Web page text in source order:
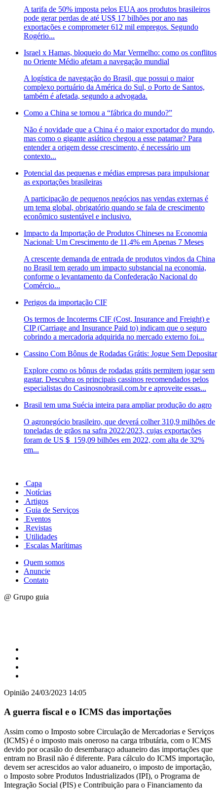
A tarifa de 50% imposta pelos EUA aos produtos brasileiros
pode gerar perdas de até US$ 17 bilhões por ano nas
exportações e comprometer 612 mil empregos. Segundo
Rogério...
Israel x Hamas, bloqueio do Mar Vermelho: como os conflitos
no Oriente Médio afetam a navegação mundial
A logística de navegação do Brasil, que possui o maior
complexo portuário da América do Sul, o Porto de Santos,
também é afetada, segundo a advogada.
Como a China se tornou a “fábrica do mundo?”
Não é novidade que a China é o maior exportador do mundo,
mas como o gigante asiático chegou a esse patamar? Para
entender a origem desse crescimento, é necessário um
contexto...
Potencial das pequenas e médias empresas para impulsionar
as exportações brasileiras
A participação de pequenos negócios nas vendas externas é
um tema global, obrigatório quando se fala de crescimento
econômico sustentável e inclusivo.
Impacto da Importação de Produtos Chineses na Economia
Nacional: Um Crescimento de 11,4% em Apenas 7 Meses
A crescente demanda de entrada de produtos vindos da China
no Brasil tem gerado um impacto substancial na economia,
conforme o levantamento da Confederação Nacional do
Comércio...
Perigos da importação CIF
Os termos de Incoterms CIF (Cost, Insurance and Freight) e
CIP (Carriage and Insurance Paid to) indicam que o seguro
cobrindo a mercadoria adquirida no mercado externo foi...
Cassino Com Bônus de Rodadas Grátis: Jogue Sem Depositar
Explore como os bônus de rodadas grátis permitem jogar sem
gastar. Descubra os principais cassinos recomendados pelos
especialistas do Casinosnobrasil.com.br e aproveite essas...
Brasil tem uma Suécia inteira para ampliar produção do agro
O agronegócio brasileiro, que deverá colher 310,9 milhões de
toneladas de grãos na safra 2022/2023, cujas exportações
foram de US＄ 159,09 bilhões em 2022, com alta de 32%
em...
Capa
Notícias
Artigos
Guia de Serviços
Eventos
Revistas
Utilidades
Escalas Marítimas
Quem somos
Anuncie
Contato
@ Grupo guia
Opinião 24/03/2023 14:05
A guerra fiscal e o ICMS das importações
Assim como o Imposto sobre Circulação de Mercadorias e Serviços
(ICMS) é o imposto mais oneroso na carga tributária, com o ICMS
devido por ocasião do desembaraço aduaneiro das importações que
entram no Brasil não é diferente. Para cálculo do ICMS importação,
devem ser acrescidos ao valor aduaneiro, o imposto de importação,
o Imposto sobre Produtos Industrializados (IPI), o Programa de
Integração Social (PIS) e Contribuição para o Financiamento da